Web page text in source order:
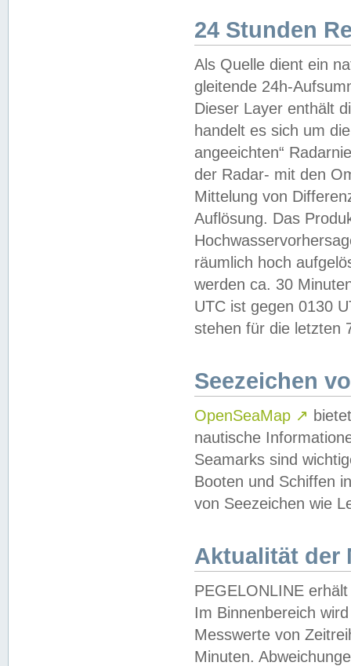
24 Stunden
Als Quelle dient ein
gleitende 24h-
Dieser Layer enthält
handelt es sich um
angeeichten“
der Radar- mit den
Mittelung von
Auflösung. Das
räumlich hoch
werden ca. 30
UTC ist gegen 0130
stehen für die letzten
Seezeichen
OpenSeaMap ↗
nautische
Seamarks sind
Booten und Schiffen
von Seezeichen wie
Aktualität der
PEGELONLINE
Im Binnenbereich
Messwerte von
Minuten.